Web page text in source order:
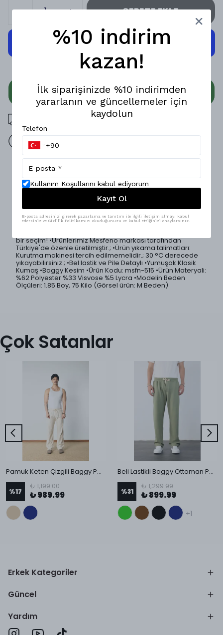
SEPETE EKLE
WHATSAPP
3000 TL üzeri ücretsiz kargo
14 gün içinde iade değişim
Ürün Açıklaması
Zamansız stiliyle gardırobun vazgeçilmez parçası olmaya
aday tek pileli baggy erkek kumaş pantolon, rahatlığı ve
şıklığı bir arada sunar.; Baggy kesimiyle modern bir siluet
oluştururken, lastikli bel detayı sayesinde maksimum
konfor sağlar.; Tek pile detayı pantolona zarif bir form
kazandırır.; 5 farklı renk seçeneği ile geniş kombin imkanı
bir seçim! •Ürünlerimiz Mesfeno markası tarafından
Türkiye'de özenle üretilmiştir.; •Ürün yıkama talimatları:
Kurutma makinesi tercih edilmemelidir.; 30 °C derecede
yıkayabilirsiniz.; •Bel lastik ve Pile Detaylı •Yumuşak Klasik
Kumaş •Baggy Kesim •Ürün Kodu: msfn-515 •Ürün Materyali:
%62 Polyester %33 Visvose %5 Lycra •Modelin Beden
Ölçüleri: 1.85 Boy, 75 Kilo (Görsel ürün: M Beden)
Çok Satanlar
Pamuk Keten Çizgili Baggy Pantolon
%17
₺ 1,199.00
₺ 989.99
Beli Lastikli Baggy Ottoman Pantolon
%31
₺ 1,299.99
₺ 899.99
+1
Erkek Kategoriler
Güncel
Yardım
%10 indirim
kazan!
İlk siparişinizde %10 indirimden
yararlanın ve güncellemeler için
kaydolun
Telefon
Kullanım Koşullarını kabul ediyorum
Kayıt Ol
E-posta adresinizi girerek pazarlama ve tanıtım ile ilgili iletişim almayı kabul
edersiniz ve Gizlilik Politikamızı okuduğunuzu ve kabul ettiğinizi onaylarsınız.